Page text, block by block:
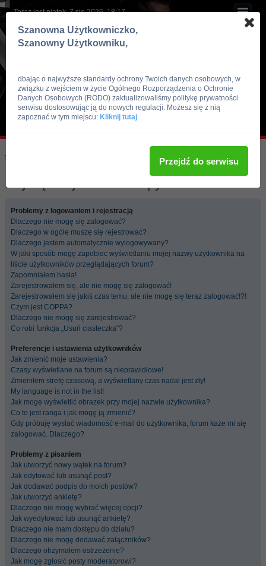
Teraz jest piątek, 7 sie 2026, 18:17
Skocz do:
Najczęściej zadawane pytania
Problemy z logowaniem i rejestracją
Dlaczego nie mogę się zalogować?
Dlaczego w ogóle muszę się rejestrować?
Dlaczego jestem automatycznie wylogowywany?
W jaki sposób mogę zapobiec wyświetlaniu mojej nazwy użytkownika na
liście użytkowników przeglądających forum?
Zapomniałem hasła!
Zarejestrowałem się, ale nie mogę się zalogować!
Zarejestrowałem się jakiś czas temu, ale nie mogę się teraz zalogować!?!
Czym jest COPPA?
Dlaczego nie mogę się zarejestrować?
Co robi funkcja „Usuń ciasteczka”?
Preferencje i ustawienia użytkowników
Jak zmienić moje ustawienia?
Czasy wyświetlane na forum są nieprawidłowe!
Zmieniłem strefę czasową, a wyświetlany czas nadal jest zły!
My language is not in the list!
Jak mogę wyświetlić obrazek przy mojej nazwie użytkownika?
Co to jest ranga i jak mogę ją zmienić?
Gdy próbuję wysłać wiadomość e-mail do użytkownika, forum każe mi się
zalogować. Dlaczego?
Problemy z pisaniem
Jak utworzyć nowy wątek na forum?
Jak edytować lub usunąć post?
Jak dodawać podpis do moich postów?
Jak utworzyć ankietę?
Dlaczego nie mogę wybrać więcej opcji?
Jak wyedytować lub usunąć ankietę?
Dlaczego nie mam dostępu do działu?
Dlaczego nie mogę dodawać załączników?
Dlaczego otrzymałem ostrzeżenie?
Jak mogę zgłosić posty moderatorowi?
Szanowna Użytkowniczko,
Szanowny Użytkowniku,
dbając o najwyższe standardy ochrony Twoich danych osobowych, w
związku z wejściem w życie Ogólnego Rozporządzenia o Ochronie
Danych Osobowych (RODO) zaktualizowaliśmy politykę prywatności
serwisu dostosowując ją do nowych regulacji. Możesz się z nią
zapoznać w tym miejscu: Kliknij tutaj
Przejdź do serwisu